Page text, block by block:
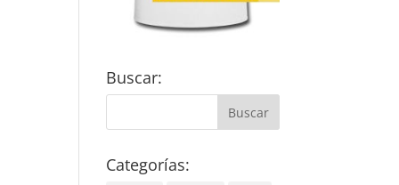
Buscar:
Categorías: